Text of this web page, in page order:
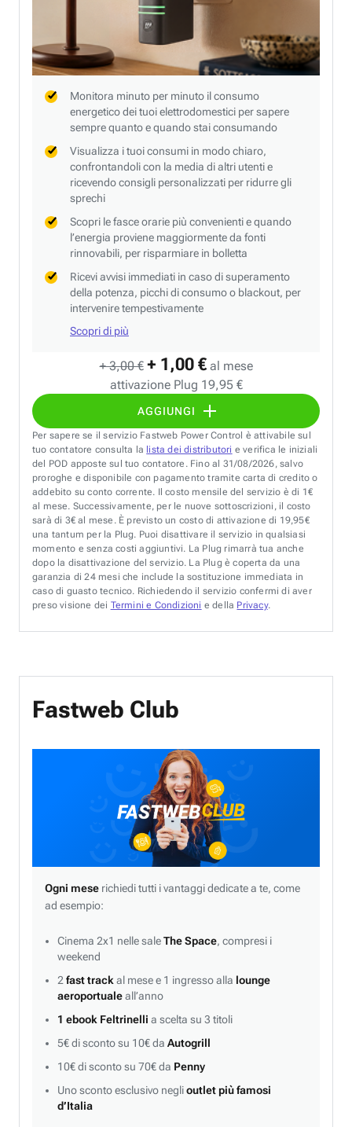
+ 3,00 € + 1,00 € al mese
attivazione Plug 19,95 €
AGGIUNGI
Monitora minuto per minuto il consumo
energetico dei tuoi elettrodomestici per sapere
sempre quanto e quando stai consumando
Visualizza i tuoi consumi in modo chiaro,
confrontandoli con la media di altri utenti e
ricevendo consigli personalizzati per ridurre gli
sprechi
Scopri le fasce orarie più convenienti e quando
l’energia proviene maggiormente da fonti
rinnovabili, per risparmiare in bolletta
Ricevi avvisi immediati in caso di superamento
della potenza, picchi di consumo o blackout, per
intervenire tempestivamente
Scopri di più
Per sapere se il servizio Fastweb Power Control è attivabile sul
tuo contatore consulta la lista dei distributori e verifica le iniziali
del POD apposte sul tuo contatore. Fino al 31/08/2026, salvo
proroghe e disponibile con pagamento tramite carta di credito o
addebito su conto corrente. Il costo mensile del servizio è di 1€
al mese. Successivamente, per le nuove sottoscrizioni, il costo
sarà di 3€ al mese. È previsto un costo di attivazione di 19,95€
una tantum per la Plug. Puoi disattivare il servizio in qualsiasi
momento e senza costi aggiuntivi. La Plug rimarrà tua anche
dopo la disattivazione del servizio. La Plug è coperta da una
garanzia di 24 mesi che include la sostituzione immediata in
caso di guasto tecnico. Richiedendo il servizio confermi di aver
preso visione dei Termini e Condizioni e della Privacy.
Fastweb Club
Ogni mese richiedi tutti i vantaggi dedicate a te, come
ad esempio:
Cinema 2x1 nelle saleThe Space, compresi i
weekend
2 fast track al mese e 1 ingresso alla lounge
aeroportualeall’anno
1 ebook Feltrinelli a scelta su 3 titoli
5€ di sconto su 10€ da Autogrill
10€ di sconto su 70€ da Penny
Uno sconto esclusivo neglioutlet più famosi
d’Italia